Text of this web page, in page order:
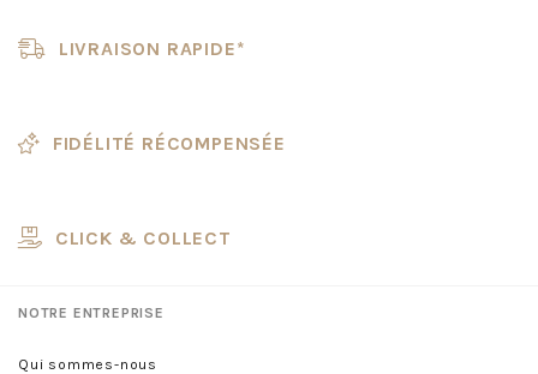
LIVRAISON RAPIDE*
FIDÉLITÉ RÉCOMPENSÉE
CLICK & COLLECT
NOTRE ENTREPRISE
Qui sommes-nous